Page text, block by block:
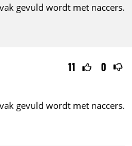
gevuld wordt met naccers.
11 0
gevuld wordt met naccers.